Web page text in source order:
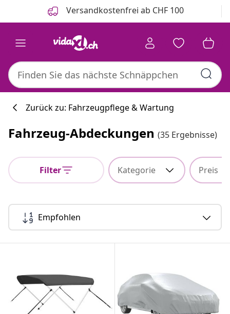
Versandkostenfrei ab CHF 100
Zurück zu: Fahrzeugpflege & Wartung
Fahrzeug-Abdeckungen (35 Ergebnisse)
Filter Kategorie Preis
Empfohlen